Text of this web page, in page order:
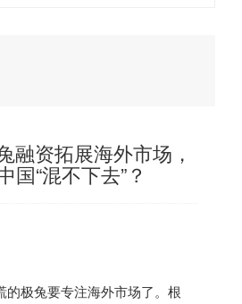
融资拓展海外市场，
国“混不下去”？
的极兔要专注海外市场了。根